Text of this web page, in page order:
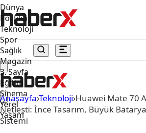
Dünya
Politika
Teknoloji
Spor
Sağlık
Magazin
3. Sayfa
Eğitim
Sinema
Yerel
Yaşam
Anasayfa›Teknoloji›Huawei Mate 70
Netleşti: İnce Tasarım, Büyük
Sistemi